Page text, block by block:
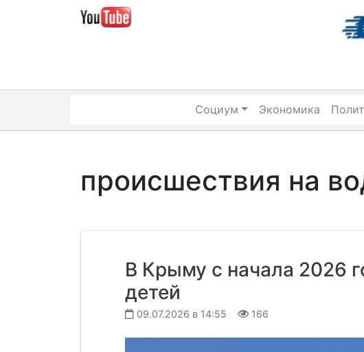
Социум Экономика
происшествия на
В Крыму с начала 2026
детей
09.07.2026 в 14:55 166